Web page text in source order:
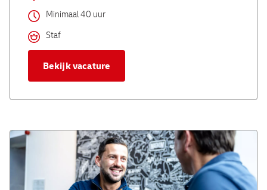
Minimaal 40 uur
Staf
Bekijk vacature